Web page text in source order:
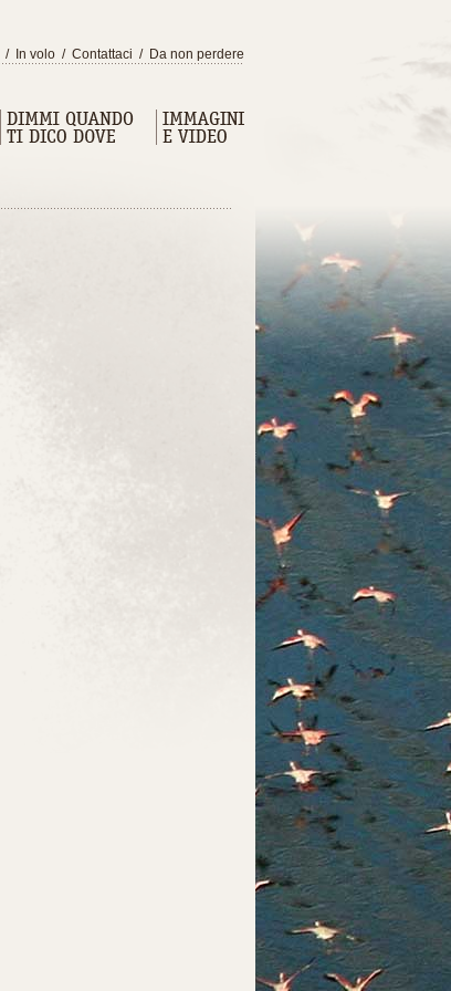
/ In volo / Contattaci / Da non perdere